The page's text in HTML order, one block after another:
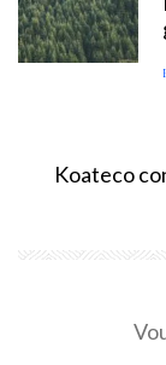
Koateco